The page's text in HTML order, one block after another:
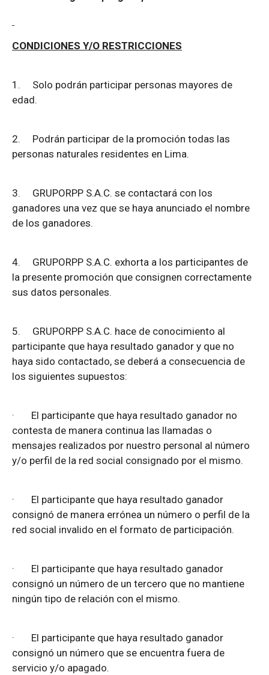
CONDICIONES Y/O RESTRICCIONES
1. Solo podrán participar personas mayores de
edad.
2. Podrán participar de la promoción todas las
personas naturales residentes en Lima.
3. GRUPORPP S.A.C. se contactará con los
ganadores una vez que se haya anunciado el nombre
de los ganadores.
4. GRUPORPP S.A.C. exhorta a los participantes de
la presente promoción que consignen correctamente
sus datos personales.
5. GRUPORPP S.A.C. hace de conocimiento al
participante que haya resultado ganador y que no
haya sido contactado, se deberá a consecuencia de
los siguientes supuestos:
· El participante que haya resultado ganador no
contesta de manera continua las llamadas o
mensajes realizados por nuestro personal al número
y/o perfil de la red social consignado por el mismo.
· El participante que haya resultado ganador
consignó de manera errónea un número o perfil de la
red social invalido en el formato de participación.
· El participante que haya resultado ganador
consignó un número de un tercero que no mantiene
ningún tipo de relación con el mismo.
· El participante que haya resultado ganador
consignó un número que se encuentra fuera de
servicio y/o apagado.